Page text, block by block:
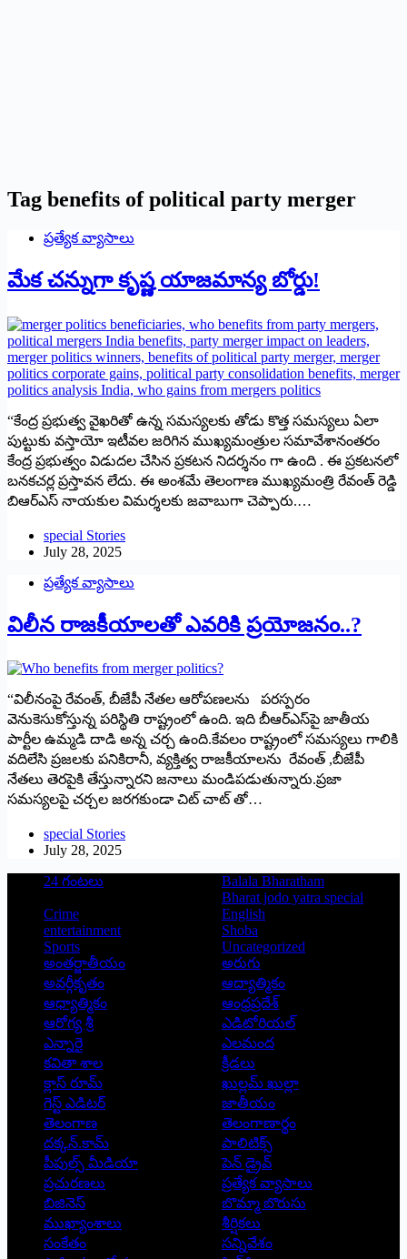
Tag benefits of political party merger
ప్రత్యేక వ్యాసాలు
మేక చన్నుగా కృష్ణ యాజమాన్య బోర్డు!
“కేంద్ర ప్రభుత్వ వైఖరితో ఉన్న సమస్యలకు తోడు కొత్త సమస్యలు ఏలా
పుట్టుకు వస్తాయో ఇటీవల జరిగిన ముఖ్యమంత్రుల సమావేశానంతరం
కేంద్ర ప్రభుత్వం విడుదల చేసిన ప్రకటన నిదర్శనం గా ఉంది . ఈ ప్రకటనలో
బనకచర్ల ప్రస్తావన లేదు. ఈ అంశమే తెలంగాణ ముఖ్యమంత్రి రేవంత్ రెడ్డి
బిఆర్ఎస్ నాయకుల విమర్శలకు జవాబుగా చెప్పారు.…
special Stories
July 28, 2025
ప్రత్యేక వ్యాసాలు
విలీన రాజకీయాలతో ఎవరికి ప్రయోజనం..?
“విలీనంపై రేవంత్, బీజేపీ నేతల ఆరోపణలను పరస్పరం
వెనుకెసుకోస్తున్న పరిస్థితి రాష్ట్రంలో ఉంది. ఇది బీఆర్ఎస్‌పై జాతీయ
పార్టీల ఉమ్మడి దాడి అన్న చర్చ ఉంది.కేవలం రాష్ట్రంలో సమస్యలు గాలికి
వదిలేసి ప్రజలకు పనికిరానీ, వ్యక్తిత్వ రాజకీయాలను రేవంత్‌ ,బీజేపీ
నేతలు తెరపైకి తేస్తున్నారని జనాలు మండిపడుతున్నారు.ప్రజా
సమస్యలపై చర్చల జరగకుండా చిట్‌ చాట్ తో…
special Stories
July 28, 2025
24 గంటలు
Balala Bharatham
Bharat jodo yatra special
Crime
English
entertainment
Shoba
Sports
Uncategorized
అంతర్జాతీయం
అరుగు
అవర్గీకృతం
ఆద్యాత్మికం
ఆధ్యాత్మికం
ఆంధ్రప్రదేశ్
ఆరోగ్య శ్రీ
ఎడిటోరియల్
ఎన్నారై
ఎలమంద
కవితా శాల
క్రీడలు
క్లాస్ రూమ్
ఖుల్లమ్ ఖుల్లా
గెస్ట్ ఎడిటర్
జాతీయం
తెలంగాణ
తెలంగాణార్థం
దక్కన్.కామ్
పాలిటిక్స్
పీపుల్స్ ‌మీడియా
పెన్ డ్రైవ్
ప్రచురణలు
ప్రత్యేక వ్యాసాలు
బిజినెస్
బొమ్మా బొరుసు
ముఖ్యాంశాలు
శీర్షికలు
సంకేతం
సన్నివేశం